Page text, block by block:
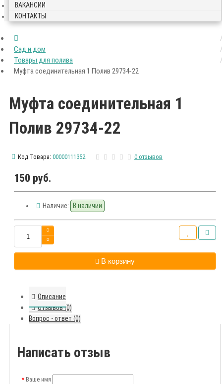
ВАКАНСИИ
КОНТАКТЫ
Сад и дом
Товары для полива
Муфта соединительная 1 Полив 29734-22
Муфта соединительная 1
Полив 29734-22
Код Товара: 00000111352 0 отзывов
150 руб.
Наличие: В наличии
В корзину
Описание
Отзывов (0)
Вопрос - ответ (0)
Написать отзыв
Ваше имя